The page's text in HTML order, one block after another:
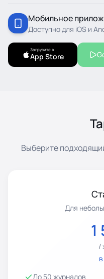
Мобильное
Доступно для iOS и
Загрузите в
App Store
Выберите
Для
1
/
До 50 журналов